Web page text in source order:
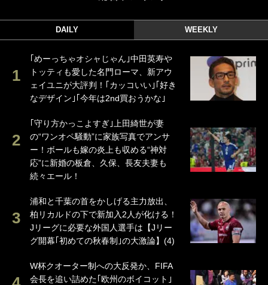
DAILY WEEKLY
｢めーっちゃオシャじゃん｣中田英寿や
トッティも愛した名門ローマ、新アウ
ェイユニが大評判！｢カッコいい｣｢好き
なデザイン｣｢今年は2nd買おうかな｣
｢守り方かっこよすぎ｣上田綺世が妻
の“ワンオペ騒動”に家族写真でアンサ
ー！ボールも嫁の炎上も収める“神対
応”に新婚の板倉、久保、長友夫妻も
続々エール！
浦和と千葉の首をかしげる主力放出、
柏リカルドの下で新加入2人が化ける！
Jリーグに必要な外国人選手は【Jリー
グ開幕｢初めての秋春制｣の大激論】(4)
W杯クオーター制への大反発か、FIFA
会長を追い詰めた｢欧州のボイコット｣